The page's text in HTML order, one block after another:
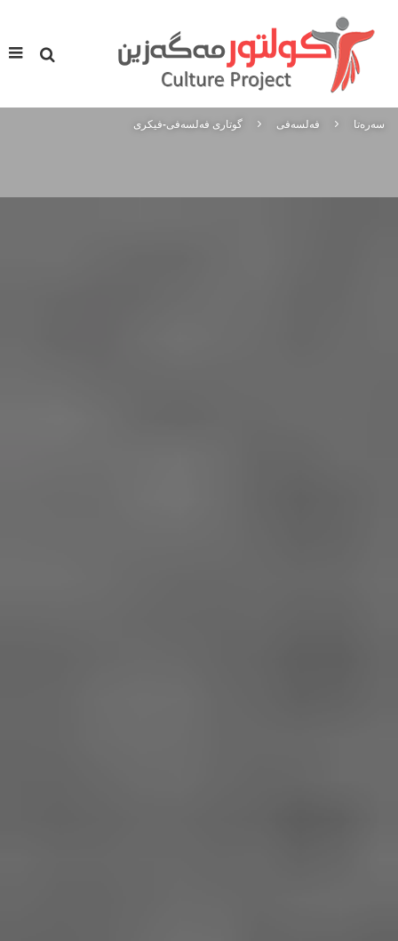
سه‌ره‌تا فه‌لسه‌فی گوتاری فەلسەفی-فیکری